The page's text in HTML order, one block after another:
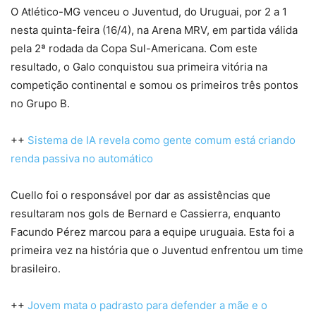
O Atlético-MG venceu o Juventud, do Uruguai, por 2 a 1
nesta quinta-feira (16/4), na Arena MRV, em partida válida
pela 2ª rodada da Copa Sul-Americana. Com este
resultado, o Galo conquistou sua primeira vitória na
competição continental e somou os primeiros três pontos
no Grupo B.
++ Sistema de IA revela como gente comum está criando
renda passiva no automático
Cuello foi o responsável por dar as assistências que
resultaram nos gols de Bernard e Cassierra, enquanto
Facundo Pérez marcou para a equipe uruguaia. Esta foi a
primeira vez na história que o Juventud enfrentou um time
brasileiro.
++ Jovem mata o padrasto para defender a mãe e o